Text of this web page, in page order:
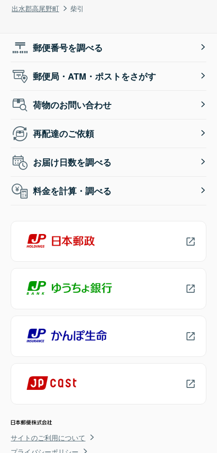
出水郡高尾野町
柴引
郵便番号を調べる
郵便局・ATM・ポストをさがす
荷物のお問い合わせ
再配達のご依頼
お届け日数を調べる
料金を計算・調べる
サイトのご利用について